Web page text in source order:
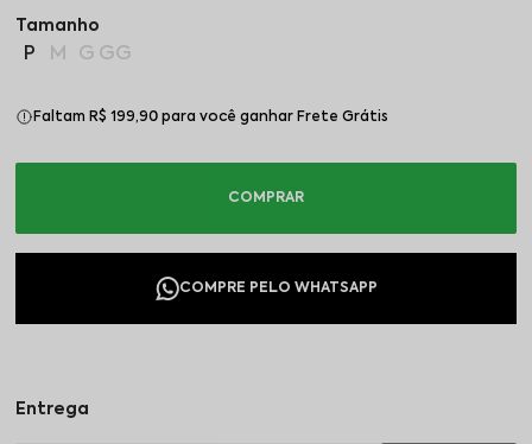
P M G GG
Faltam R$ 199,90 para você ganhar Frete Grátis